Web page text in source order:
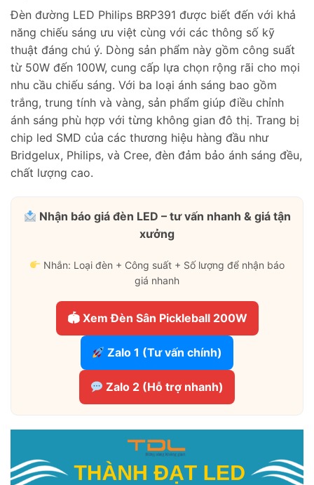
Đèn đường LED Philips BRP391 được biết đến với khả
năng chiếu sáng ưu việt cùng với các thông số kỹ
thuật đáng chú ý. Dòng sản phẩm này gồm công suất
từ 50W đến 100W, cung cấp lựa chọn rộng rãi cho mọi
nhu cầu chiếu sáng. Với ba loại ánh sáng bao gồm
trắng, trung tính và vàng, sản phẩm giúp điều chỉnh
ánh sáng phù hợp với từng không gian đô thị. Trang bị
chip led SMD của các thương hiệu hàng đầu như
Bridgelux, Philips, và Cree, đèn đảm bảo ánh sáng đều,
chất lượng cao.
Nhận báo giá đèn LED – tư vấn nhanh & giá tận
xưởng
Nhắn: Loại đèn + Công suất + Số lượng để nhận báo
giá nhanh
🏟 Xem Đèn Sân Pickleball 200W
Zalo 1 (Tư vấn chính)
Zalo 2 (Hỗ trợ nhanh)